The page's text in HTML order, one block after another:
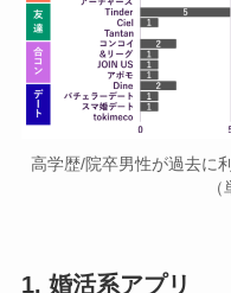
高学歴/院卒男性が過去に
1. 婚活系アプリ